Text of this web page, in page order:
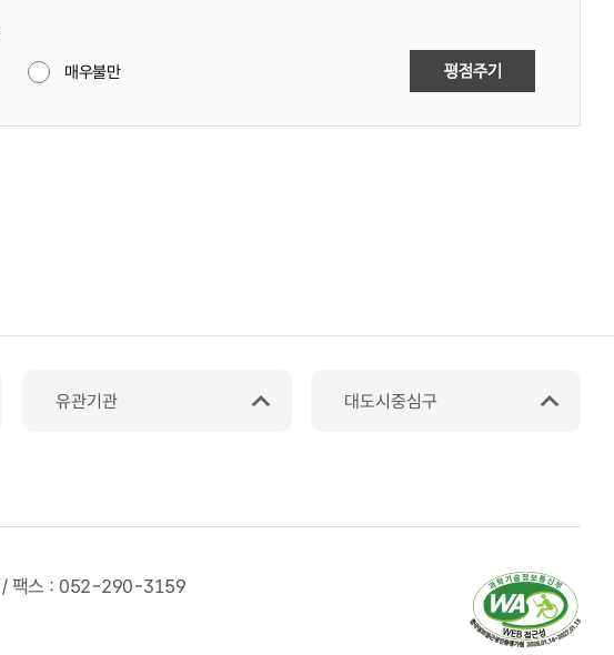
매우불만
유관기관 대도시중심구
/ 팩스 : 052-290-3159